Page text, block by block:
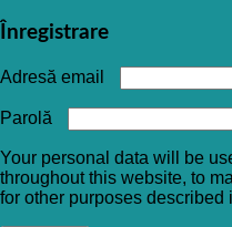
Înregistrare
Adresă email
Parolă
Your personal data will be
throughout this website, to
for other purposes described